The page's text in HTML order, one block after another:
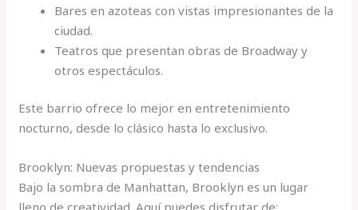
Bares en azoteas con vistas impresionantes de la
ciudad.
Teatros que presentan obras de Broadway y
otros espectáculos.
Este barrio ofrece lo mejor en entretenimiento
nocturno, desde lo clásico hasta lo exclusivo.
Brooklyn: Nuevas propuestas y tendencias
Bajo la sombra de Manhattan, Brooklyn es un lugar